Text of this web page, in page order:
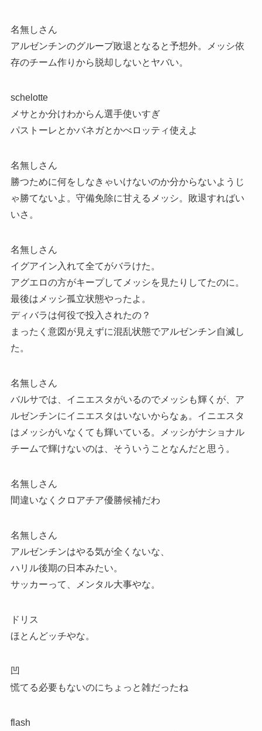
名無しさん
アルゼンチンのグループ敗退となると予想外。メッシ依
存のチーム作りから脱却しないとヤバい。
schelotte
メサとか分けわからん選手使いすぎ
パストーレとかバネガとかべロッティ使えよ
名無しさん
勝つために何をしなきゃいけないのか分からないようじ
ゃ勝てないよ。守備免除に甘えるメッシ。敗退すればい
いさ。
名無しさん
イグアイン入れて全てがバラけた。
アグエロの方がキープしてメッシを見たりしてたのに。
最後はメッシ孤立状態やったよ。
ディバラは何役で投入されたの？
まったく意図が見えずに混乱状態でアルゼンチン自滅し
た。
名無しさん
バルサでは、イニエスタがいるのでメッシも輝くが、ア
ルゼンチンにイニエスタはいないからなぁ。イニエスタ
はメッシがいなくても輝いている。メッシがナショナル
チームで輝けないのは、そういうことなんだと思う。
名無しさん
間違いなくクロアチア優勝候補だわ
名無しさん
アルゼンチンはやる気が全くないな、
ハリル後期の日本みたい。
サッカーって、メンタル大事やな。
ドリス
ほとんどッチやな。
凹
慌てる必要もないのにちょっと雑だったね
flash